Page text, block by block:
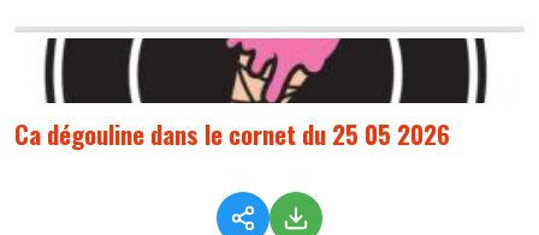
Ca dégouline dans le cornet du 25 05 2026